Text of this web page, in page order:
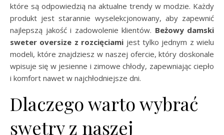
które są odpowiedzią na aktualne trendy w modzie. Każdy
produkt jest starannie wyselekcjonowany, aby zapewnić
najlepszą jakość i zadowolenie klientów. Beżowy damski
sweter oversize z rozcięciami jest tylko jednym z wielu
modeli, które znajdziesz w naszej ofercie, który doskonale
wpisuje się w jesienne i zimowe chłody, zapewniając ciepło
i komfort nawet w najchłodniejsze dni.
Dlaczego warto wybrać
swetry z naszej